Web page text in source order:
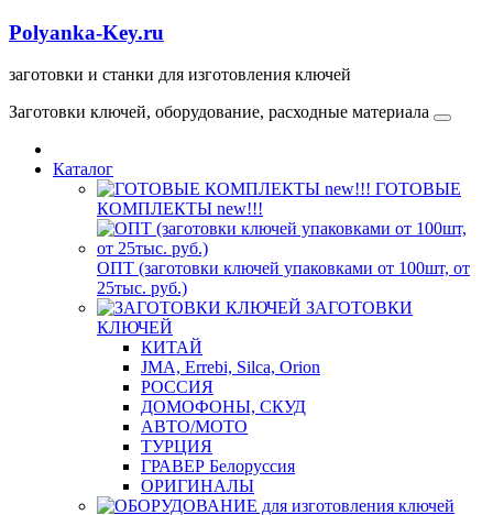
Polyanka-Key.ru
заготовки и станки для изготовления ключей
Заготовки ключей, оборудование, расходные материала
Каталог
ГОТОВЫЕ
КОМПЛЕКТЫ new!!!
ОПТ (заготовки ключей упаковками от 100шт, от
25тыс. руб.)
ЗАГОТОВКИ
КЛЮЧЕЙ
КИТАЙ
JMA, Errebi, Silca, Orion
РОССИЯ
ДОМОФОНЫ, СКУД
ABTO/МОТО
ТУРЦИЯ
ГРАВЕР Белоруссия
ОРИГИНАЛЫ